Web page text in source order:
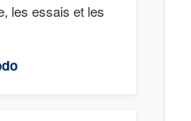
les essais et les